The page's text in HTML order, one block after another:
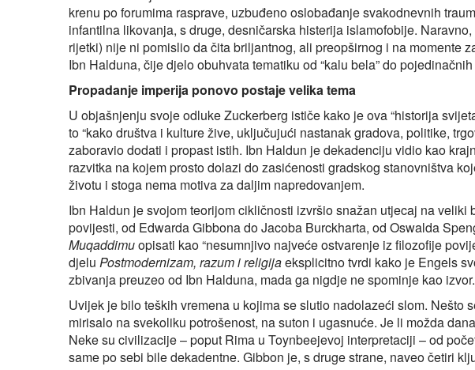
krenu po forumima rasprave, uzbuđeno oslobađanje svakodnevnih
infantilna likovanja, s druge, desničarska histerija islamofobije.
rijetki) nije ni pomislio da čita briljantnog, ali preopširnog i na momente
Ibn Halduna, čije djelo obuhvata tematiku od “kalu bela” do
Propadanje imperija ponovo postaje velika tema
U objašnjenju svoje odluke Zuckerberg ističe kako je ova “historija
to “kako društva i kulture žive, uključujući nastanak gradova, politike,
zaboravio dodati i propast istih. Ibn Haldun je dekadenciju vidio kao
razvitka na kojem prosto dolazi do zasićenosti gradskog stanovništva
životu i stoga nema motiva za daljim napredovanjem.
Ibn Haldun je svojom teorijom cikličnosti izvršio snažan utjecaj na veliki
povijesti, od Edwarda Gibbona do Jacoba Burckharta, od Oswalda
Muqaddimuopisati kao “nesumnjivo najveće ostvarenje iz filozofije
djelu Postmodernizam, razum i religijaeksplicitno tvrdi kako je Engels
zbivanja preuzeo od Ibn Halduna, mada ga nigdje ne spominje kao izvor.
Uvijek je bilo teških vremena u kojima se slutio nadolazeći slom. Nešto
mirisalo na svekoliku potrošenost, na suton i ugasnuće. Je li možda
Neke su civilizacije – poput Rima u Toynbeejevoj interpretaciji – od
same po sebi bile dekadentne. Gibbon je, s druge strane, naveo četiri